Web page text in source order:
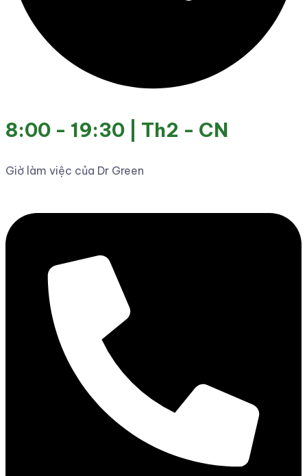
8:00 - 19:30 | Th2 - CN
Giờ làm việc của Dr Green